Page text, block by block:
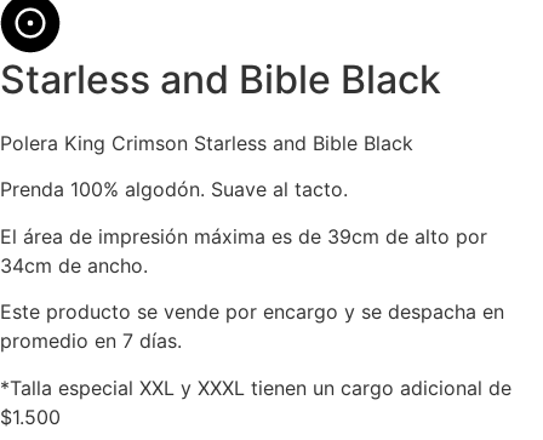
Starless and Bible Black
Polera King Crimson Starless and Bible Black
Prenda 100% algodón. Suave al tacto.
El área de impresión máxima es de 39cm de alto por
34cm de ancho.
Este producto se vende por encargo y se despacha en
promedio en 7 días.
*Talla especial XXL y XXXL tienen un cargo adicional de
$1.500